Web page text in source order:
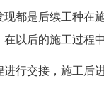
都是后续工种在
以后的施工过程
交接，施工后